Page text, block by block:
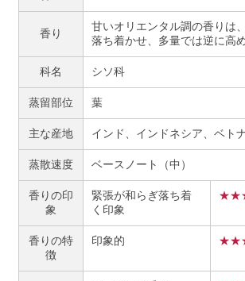
香り
甘いオリエンタル調の香りは
落ち着かせ、多量では逆に高め
科名 シソ科
蒸留部位 葉
主な産地 インド、インドネシア、ベト
蒸散速度 ベースノート（中）
香りの印
象
緊張が和らぎ落ち着
く印象
香りの特
徴
印象的